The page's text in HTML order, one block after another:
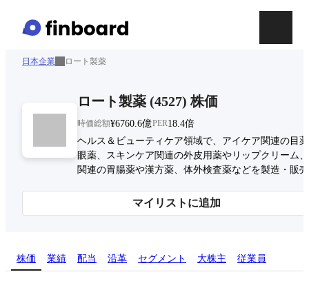
日本企業 ロート製薬
ロート製薬 (4527) 株価
時価総額¥6760.6億PER18.4倍
ヘルス＆ビューティケア領域で、アイケア関連の目
眼薬、スキンケア関連の外皮用薬やリップクリーム
関連の胃腸薬や漢方薬、体外検査薬などを製造・販
マイリストに追加
株価 業績 配当 沿革 セグメント 大株主 従業員